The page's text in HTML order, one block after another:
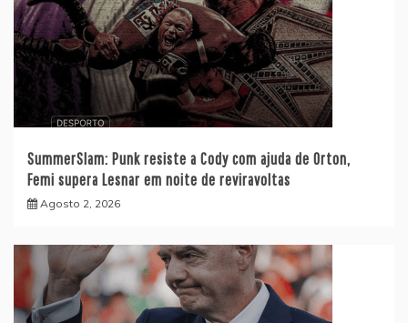
SummerSlam: Punk resiste a Cody com ajuda de Orton,
Femi supera Lesnar em noite de reviravoltas
Agosto 2, 2026